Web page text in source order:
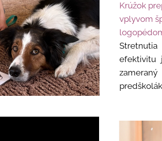
Krúžok
vplyvom
efektivitu